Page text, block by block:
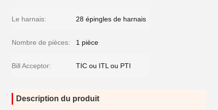
Le harnais: 28 épingles de harnais
Nombre de pièces: 1 pièce
Bill Acceptor: TIC ou ITL ou PTI
Description du produit